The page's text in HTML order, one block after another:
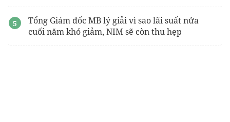
Tổng Giám đốc MB lý giải vì sao lãi suất nửa
cuối năm khó giảm, NIM sẽ còn thu hẹp